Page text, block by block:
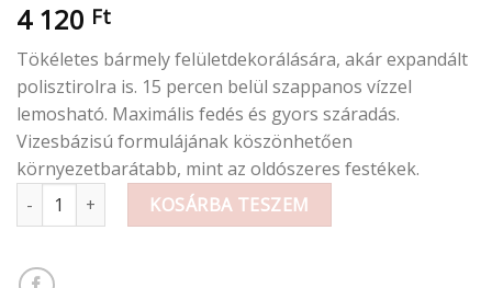
4 120 Ft
Tökéletes bármely felületdekorálására, akár expandált
polisztirolra is. 15 percen belül szappanos vízzel
lemosható. Maximális fedés és gyors száradás.
Vizesbázisú formulájának köszönhetően
környezetbarátabb, mint az oldószeres festékek.
Krétafesték (fújós) 400ml mennyiség
KOSÁRBA TESZEM